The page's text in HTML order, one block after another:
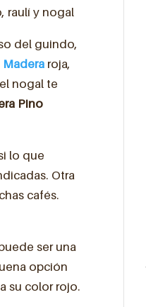
raulí y nogal
del guindo,
Madera roja,
nogal te
Pino
lo que
Otra
cafés.
ser una
opción
su color rojo.